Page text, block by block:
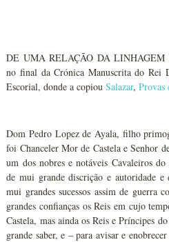
DE UMA RELAÇÃO DA
no final da Crónica Manuscrita do
Escorial, donde a copiouSalazar,Provas
Dom Pedro Lopez de Ayala, filho
foi Chanceler Mor de Castela e Senhor
um dos nobres e notáveis Cavaleiros
de mui grande discrição e autoridade e
mui grandes sucessos assim de guerra
grandes confianças os Reis em cujo
Castela, mas ainda os Reis e Príncipes
grande saber, e – para avisar e